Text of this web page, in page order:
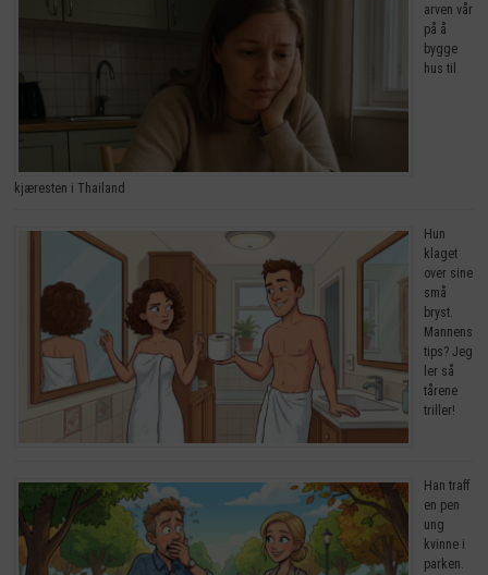
arven vår
på å
bygge
hus til
kjæresten i Thailand
Hun
klaget
over sine
små
bryst.
Mannens
tips? Jeg
ler så
tårene
triller!
Han traff
en pen
ung
kvinne i
parken.